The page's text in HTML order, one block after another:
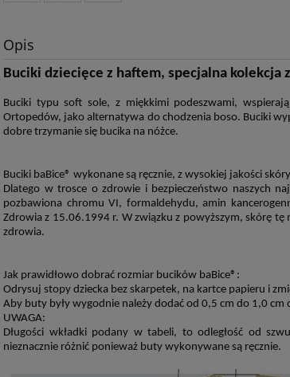
Opis
Buciki dziecięce z haftem, specjalna kolekcja
Buciki typu soft sole, z miękkimi podeszwami,
Ortopedów, jako alternatywa dochodzenia boso. Buciki
dobre trzymanie się bucika na nóżce.
Buciki baBice® wykonane są ręcznie, z wysokiej jakości sk
Dlatego w trosce o zdrowie i bezpieczeństwo naszych
pozbawiona chromu VI, formaldehydu, amin
Zdrowia z 15.06.1994 r. W związku z powyższym, skórę tę
zdrowia.
Jak prawidłowo dobrać rozmiar bucików baBice®:
Odrysuj stopy dziecka bez skarpetek, na kartce papieru i
Aby buty były wygodnie należy dodać od 0,5 cm do 1,0 cm
UWAGA:
Długości wkładki podany w tabeli, to odległość od
nieznacznie różnić ponieważ buty wykonywane są ręcznie.